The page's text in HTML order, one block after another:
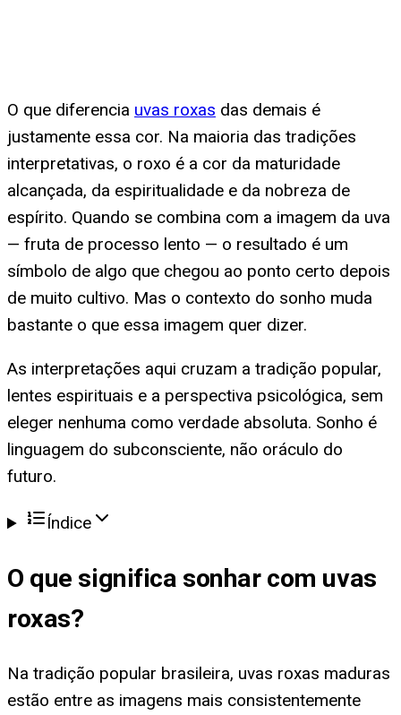
O que diferencia uvas roxas das demais é
justamente essa cor. Na maioria das tradições
interpretativas, o roxo é a cor da maturidade
alcançada, da espiritualidade e da nobreza de
espírito. Quando se combina com a imagem da uva
— fruta de processo lento — o resultado é um
símbolo de algo que chegou ao ponto certo depois
de muito cultivo. Mas o contexto do sonho muda
bastante o que essa imagem quer dizer.
As interpretações aqui cruzam a tradição popular,
lentes espirituais e a perspectiva psicológica, sem
eleger nenhuma como verdade absoluta. Sonho é
linguagem do subconsciente, não oráculo do
futuro.
Índice
O que significa sonhar com uvas
roxas?
Na tradição popular brasileira, uvas roxas maduras
estão entre as imagens mais consistentemente